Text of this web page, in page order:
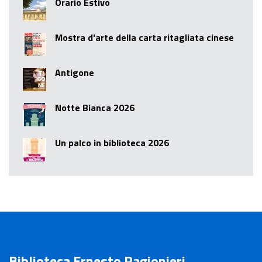
Mostra d'arte della carta ritagliata cinese
Antigone
Notte Bianca 2026
Un palco in biblioteca 2026